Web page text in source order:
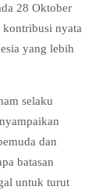
28 Oktober
kontribusi nyata
yang lebih
selaku
dan
batasan
untuk turut